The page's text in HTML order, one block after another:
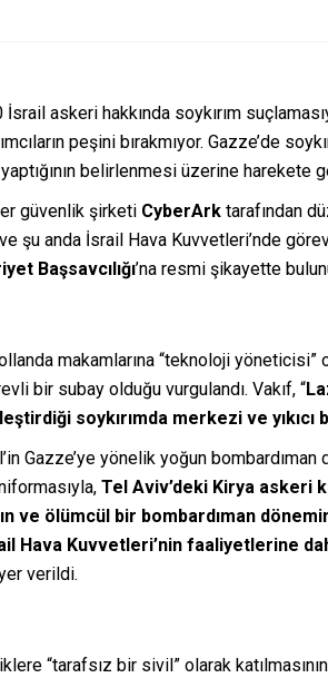
askeri hakkında soykırım
peşini bırakmıyor. Gazze’de
yaptığının belirlenmesi üzerine harekete
güvenlik şirketi CyberArk tarafından
şu anda İsrail Hava Kuvvetleri’nde
Başsavcılığı’na resmi şikayette
makamlarına “teknoloji yöneticisi”
bir subay olduğu vurgulandı. Vakıf, “
soykırımda merkezi ve yıkıcı
Gazze’ye yönelik yoğun
Tel Aviv’deki Kirya askeri
ve ölümcül bir bombardıman
Hava Kuvvetleri’nin faaliyetlerine
verildi.
“tarafsız bir sivil” olarak